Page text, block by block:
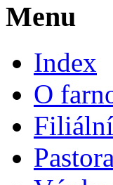
Menu
Index
O